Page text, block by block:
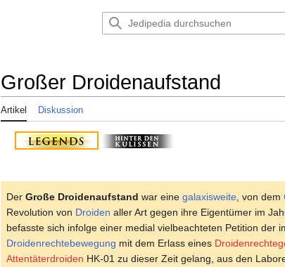
Großer Droidenaufstand
Artikel Diskussion
Der Große Droidenaufstand war eine galaxisweite , von dem
Revolution von Droiden aller Art gegen ihre Eigentümer im
befasste sich infolge einer medial vielbeachteten Petition der
Droidenrechtebewegung mit dem Erlass eines
Attentäterdroiden HK-01 zu dieser Zeit gelang, aus den